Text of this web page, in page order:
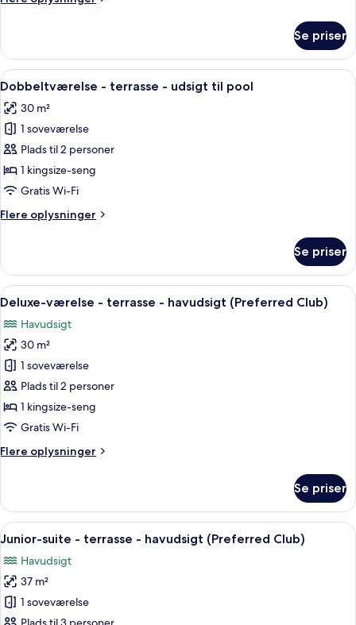
Se priser
Indlæs
alle
billeder
af
Dobbeltværelse
-
terrasse
udsigt
Et hotelværelse med en stor seng,
4
Dobbeltværelse - terrasse - udsigt til pool
30 m²
1 soveværelse
Plads til 2 personer
1 kingsize-seng
Gratis Wi-Fi
Flere oplysninger
Flere
-
terrasse
-
til
pool
Se priser
Indlæs
alle
billeder
af
Deluxe-
værelse
-
terrasse
havudsigt
Et hotelværelse med en seng, et
5
Deluxe-værelse - terrasse - havudsigt (Preferred Club)
Havudsigt
30 m²
1 soveværelse
Plads til 2 personer
1 kingsize-seng
Gratis Wi-Fi
Flere oplysninger
Flere
værelse
terrasse
havudsigt
(Preferred
Club)
Se priser
Indlæs
alle
billeder
af
Junior-
suite
Et hotelværelse med en stor seng,
6
Junior-suite - terrasse - havudsigt (Preferred Club)
Havudsigt
37 m²
1 soveværelse